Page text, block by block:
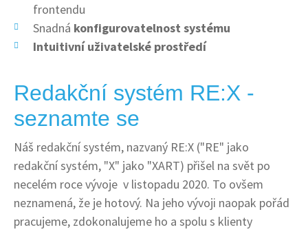
frontendu
Snadná konfigurovatelnost systému
Intuitivní uživatelské prostředí
Redakční systém RE:X -
seznamte se
Náš redakční systém, nazvaný RE:X ("RE" jako
redakční systém, "X" jako "XART) přišel na svět po
necelém roce vývoje v listopadu 2020. To ovšem
neznamená, že je hotový. Na jeho vývoji naopak pořád
pracujeme, zdokonalujeme ho a spolu s klienty